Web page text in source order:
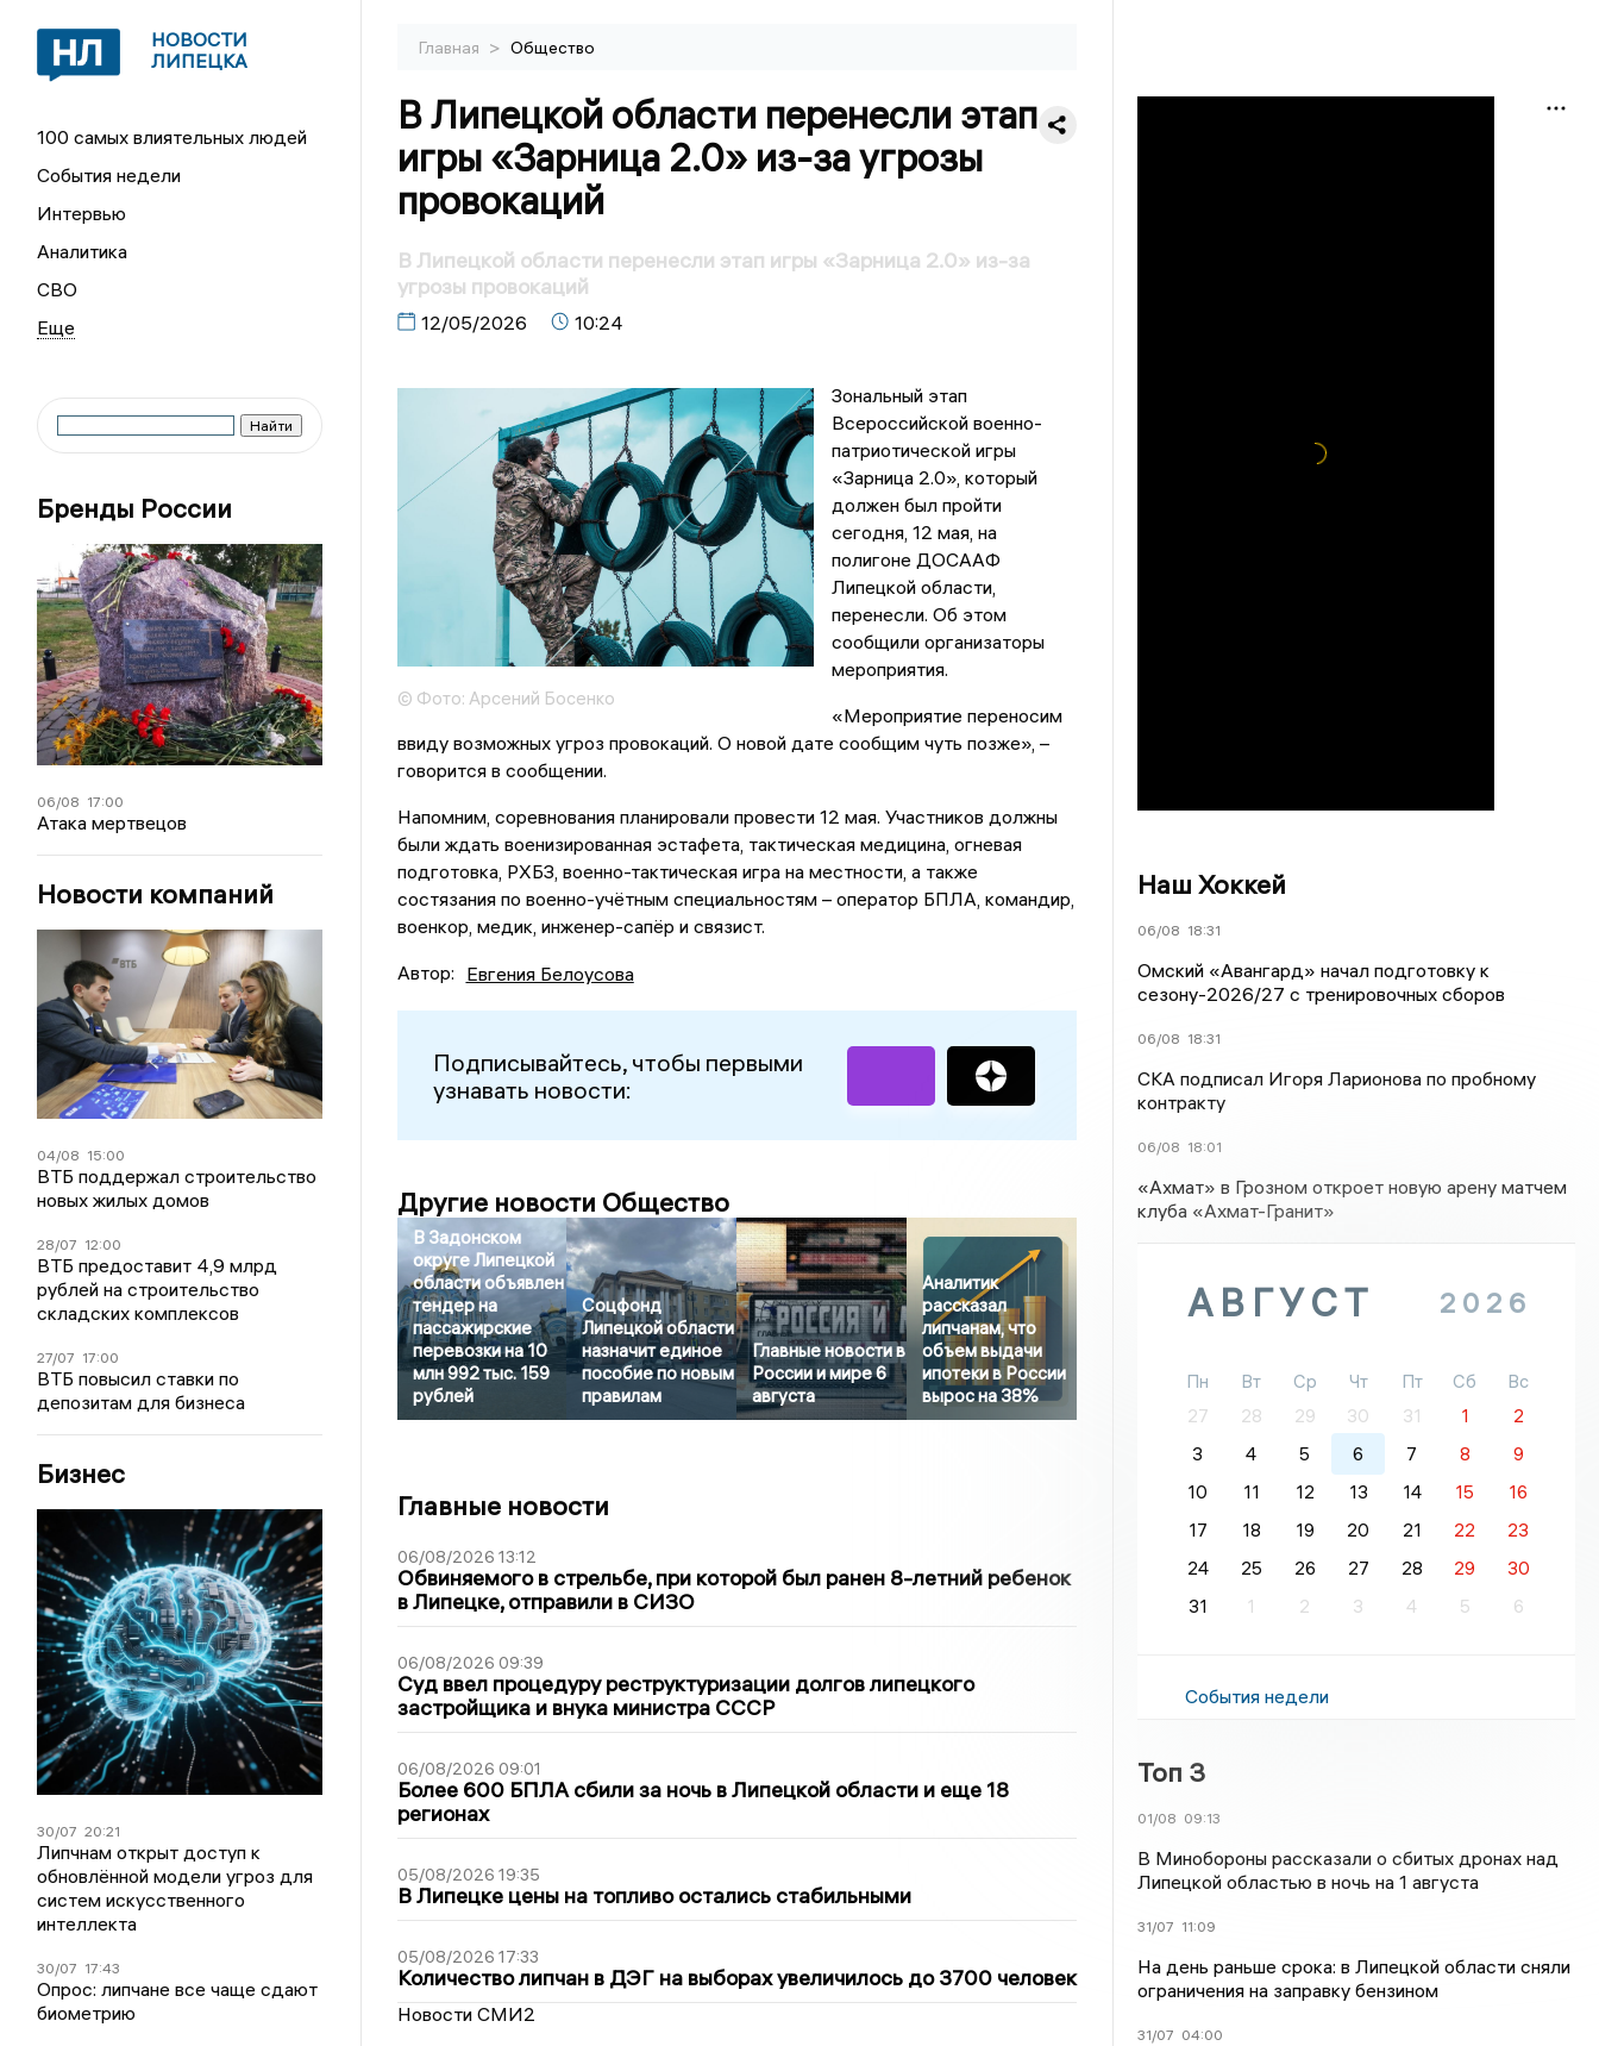
НОВОСТИ
ЛИПЕЦКА
100 самых влиятельных людей
События недели
Интервью
Аналитика
СВО
Бренды России
06/08 17:00
Атака мертвецов
Новости компаний
04/08 15:00
ВТБ поддержал строительство
новых жилых домов
28/07 12:00
ВТБ предоставит 4,9 млрд
рублей на строительство
складских комплексов
27/07 17:00
ВТБ повысил ставки по
депозитам для бизнеса
Бизнес
30/07 20:21
Липчнам открыт доступ к
обновлённой модели угроз для
систем искусственного
интеллекта
30/07 17:43
Опрос: липчане все чаще сдают
биометрию
Главная > Общество
В Липецкой области перенесли этап
игры «Зарница 2.0» из-за угрозы
провокаций
В Липецкой области перенесли этап игры «Зарница 2.0» из-за
угрозы провокаций
12/05/2026 10:24
© Фото: Арсений Босенко
Зональный этап
Всероссийской военно-
патриотической игры
«Зарница 2.0», который
должен был пройти
сегодня, 12 мая, на
полигоне ДОСААФ
Липецкой области,
перенесли. Об этом
сообщили организаторы
мероприятия.
«Мероприятие переносим
ввиду возможных угроз провокаций. О новой дате сообщим чуть позже», –
говорится в сообщении.
Напомним, соревнования планировали провести 12 мая. Участников должны
были ждать военизированная эстафета, тактическая медицина, огневая
подготовка, РХБЗ, военно-тактическая игра на местности, а также
состязания по военно-учётным специальностям – оператор БПЛА, командир,
военкор, медик, инженер-сапёр и связист.
Автор: Евгения Белоусова
Подписывайтесь, чтобы первыми
узнавать новости:
Другие новости Общество
В Задонском
округе Липецкой
области объявлен
тендер на
пассажирские
перевозки на 10
млн 992 тыс. 159
рублей
Соцфонд
Липецкой области
назначит единое
пособие по новым
правилам
Главные новости в
России и мире 6
августа
Аналитик
рассказал
липчанам, что
объем выдачи
ипотеки в России
вырос на 38%
Главные новости
06/08/2026 13:12
Обвиняемого в стрельбе, при которой был ранен 8-летний ребенок
в Липецке, отправили в СИЗО
06/08/2026 09:39
Суд ввел процедуру реструктуризации долгов липецкого
застройщика и внука министра СССР
06/08/2026 09:01
Более 600 БПЛА сбили за ночь в Липецкой области и еще 18
регионах
05/08/2026 19:35
В Липецке цены на топливо остались стабильными
05/08/2026 17:33
Количество липчан в ДЭГ на выборах увеличилось до 3700 человек
Новости СМИ2
Наш Хоккей
06/08 18:31
Омский «Авангард» начал подготовку к
сезону-2026/27 с тренировочных сборов
06/08 18:31
СКА подписал Игоря Ларионова по пробному
контракту
06/08 18:01
«Ахмат» в Грозном откроет новую арену матчем
клуба «Ахмат-Гранит»
АВГУСТ 2026
Пн Вт Ср Чт Пт Сб
Вс
27
28 29 30 31 1
2
3
4 5 6 7 8
9
10
11 12 13 14 15
16
17
18 19 20 21 22
23
24
25 26 27 28 29
30
31
1 2 3 4 5 6
События недели
Топ 3
01/08 09:13
В Минобороны рассказали о сбитых дронах над
Липецкой областью в ночь на 1 августа
31/07 11:09
На день раньше срока: в Липецкой области сняли
ограничения на заправку бензином
31/07 04:00